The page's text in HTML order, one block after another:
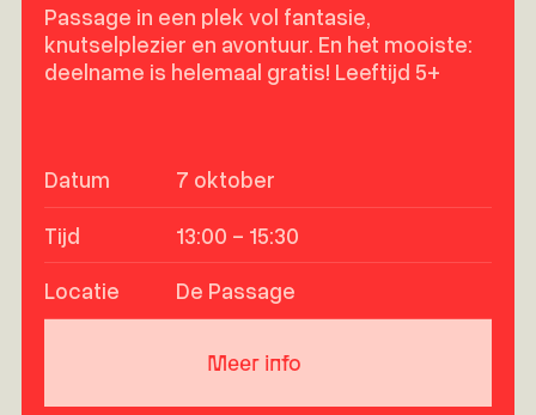
Passage in een plek vol fantasie,
knutselplezier en avontuur. En het mooiste:
deelname is helemaal gratis! Leeftijd 5+
Datum 7 oktober
Tijd 13:00 - 15:30
Locatie De Passage
Meer info